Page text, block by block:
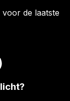
de laatste